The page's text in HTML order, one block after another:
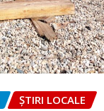
ȘTIRI LOCALE